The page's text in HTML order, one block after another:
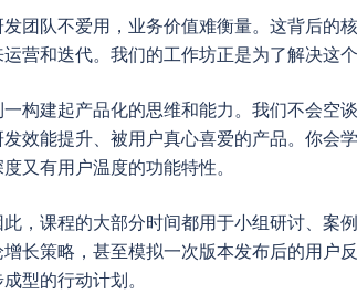
团队不爱用，业务价值难衡量。这背后的
营和迭代。我们的工作坊正是为了解决这个
构建起产品化的思维和能力。我们不会空
效能提升、被用户真心喜爱的产品。你会
又有用户温度的功能特性。
，课程的大部分时间都用于小组研讨、案
长策略，甚至模拟一次版本发布后的用户
型的行动计划。